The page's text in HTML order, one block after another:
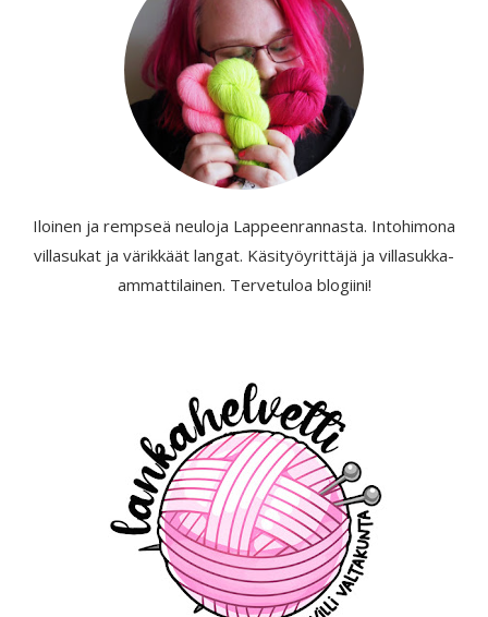
Iloinen ja rempseä neuloja Lappeenrannasta. Intohimona
villasukat ja värikkäät langat. Käsityöyrittäjä ja villasukka-
ammattilainen. Tervetuloa blogiini!